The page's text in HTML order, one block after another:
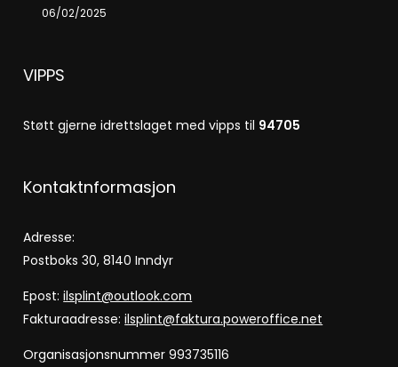
06/02/2025
VIPPS
Støtt gjerne idrettslaget med vipps til 94705
Kontaktnformasjon
Adresse:
Postboks 30, 8140 Inndyr
Epost:ilsplint@outlook.com
Fakturaadresse:ilsplint@faktura.poweroffice.net
Organisasjonsnummer 993735116